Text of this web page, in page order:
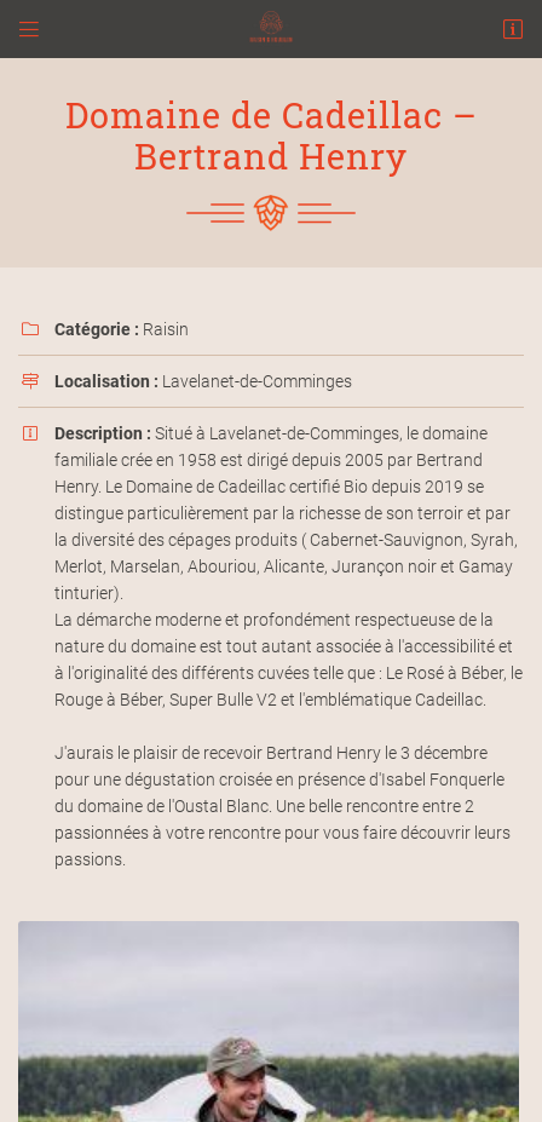
 
06 82 28 58 51
 Adresse email de réception
l'adresse email indiqué ci-dessus. Vous pouvez vous désinscrire à tout moment en
utilisant le formulaire de désinscription
INSCRIPTION
Domaine de Cadeillac –
Bertrand Henry
 Catégorie : Raisin
 Localisation : Lavelanet-de-Comminges
 Description : Situé à Lavelanet-de-Comminges, le domaine
familiale crée en 1958 est dirigé depuis 2005 par Bertrand
Henry. Le Domaine de Cadeillac certifié Bio depuis 2019 se
distingue particulièrement par la richesse de son terroir et par
la diversité des cépages produits ( Cabernet-Sauvignon, Syrah,
Merlot, Marselan, Abouriou, Alicante, Jurançon noir et Gamay
tinturier).
La démarche moderne et profondément respectueuse de la
nature du domaine est tout autant associée à l'accessibilité et
à l'originalité des différents cuvées telle que : Le Rosé à Béber, le
Rouge à Béber, Super Bulle V2 et l'emblématique Cadeillac.
J'aurais le plaisir de recevoir Bertrand Henry le 3 décembre
pour une dégustation croisée en présence d'Isabel Fonquerle
du domaine de l'Oustal Blanc. Une belle rencontre entre 2
passionnées à votre rencontre pour vous faire découvrir leurs
passions.